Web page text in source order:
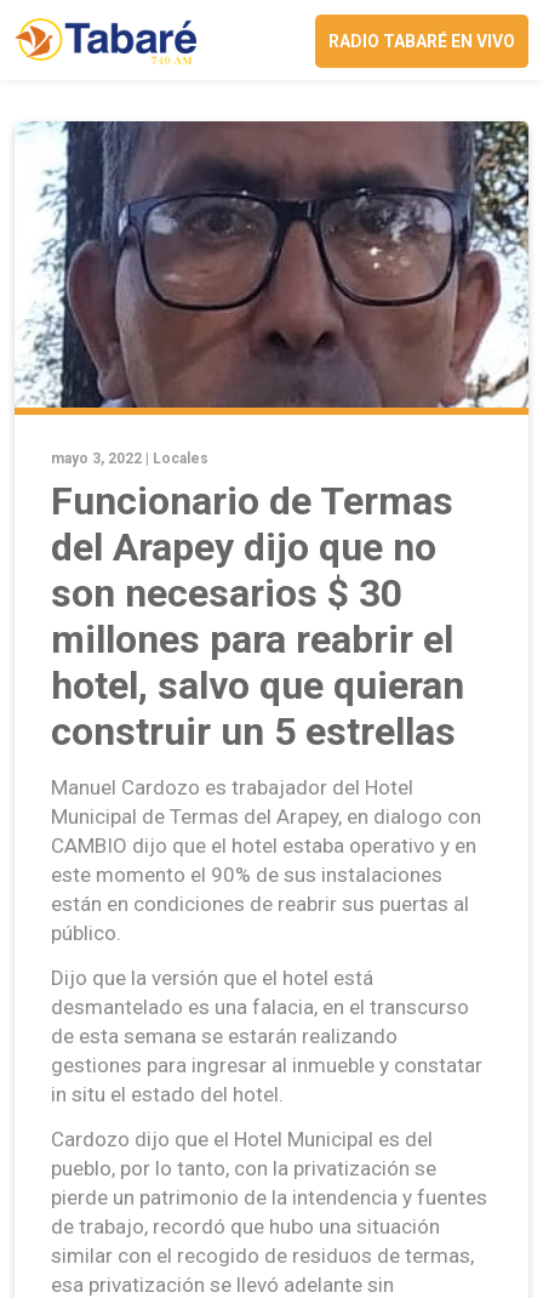
RADIO TABARÉ EN VIVO
mayo 3, 2022 | Locales
Funcionario de Termas
del Arapey dijo que no
son necesarios $ 30
millones para reabrir el
hotel, salvo que quieran
construir un 5 estrellas
Manuel Cardozo es trabajador del Hotel
Municipal de Termas del Arapey, en dialogo con
CAMBIO dijo que el hotel estaba operativo y en
este momento el 90% de sus instalaciones
están en condiciones de reabrir sus puertas al
público.
Dijo que la versión que el hotel está
desmantelado es una falacia, en el transcurso
de esta semana se estarán realizando
gestiones para ingresar al inmueble y constatar
in situ el estado del hotel.
Cardozo dijo que el Hotel Municipal es del
pueblo, por lo tanto, con la privatización se
pierde un patrimonio de la intendencia y fuentes
de trabajo, recordó que hubo una situación
similar con el recogido de residuos de termas,
esa privatización se llevó adelante sin